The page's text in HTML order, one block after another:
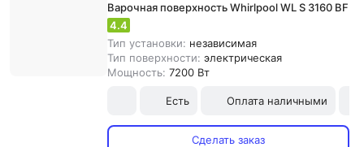
Варочная поверхность Whirlpool WL S 3160 BF
4.4
Тип установки: независимая
Тип поверхности: электрическая
Мощность: 7200 Вт
Есть Оплата наличными
Сделать заказ